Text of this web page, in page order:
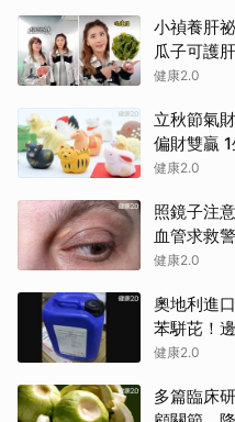
小禎養肝
瓜子可護
健康2.0
立秋節氣
偏財雙贏
健康2.0
照鏡子注
血管求救
健康2.0
奧地利進
苯駢芘！
健康2.0
多篇臨床